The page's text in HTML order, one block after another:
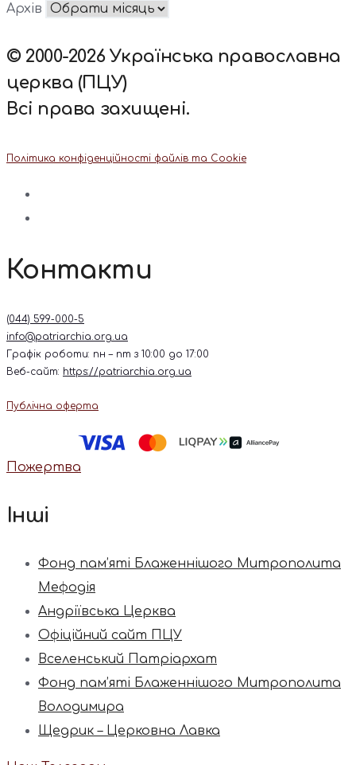
Архів
© 2000-2026 Українська православна
церква (ПЦУ)
Всі права захищені.
Політика конфіденційності файлів та Cookie
Контакти
(044) 599-000-5
info@patriarchia.org.ua
Графік роботи: пн – пт з 10:00 до 17:00
Веб-сайт: https://patriarchia.org.ua
Публічна оферта
Пожертва
Інші
Фонд пам’яті Блаженнішого Митрополита
Мефодія
Андріївська Церква
Офіційний сайт ПЦУ
Вселенський Патріархат
Фонд пам’яті Блаженнішого Митрополита
Володимира
Щедрик – Церковна Лавка